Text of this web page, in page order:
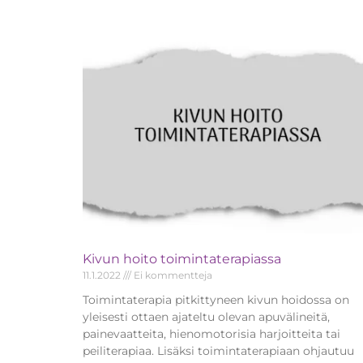
Kivun hoito toimintaterapiassa
11.1.2022 Ei kommentteja
Toimintaterapia pitkittyneen kivun hoidossa on
yleisesti ottaen ajateltu olevan apuvälineitä,
painevaatteita, hienomotorisia harjoitteita tai
peiliterapiaa. Lisäksi toimintaterapiaan ohjautuu